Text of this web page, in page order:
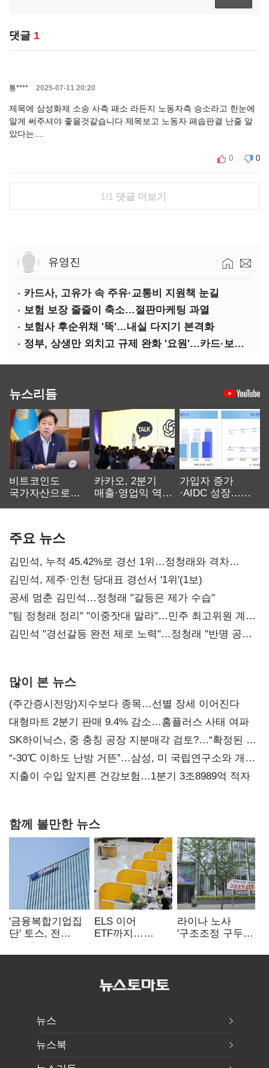
댓글 1
통**** 2025-07-11 20:20
제목에 삼성화제 소송 사측 패소 라든지 노동자측 승소라고 한눈에
알게 써주셔야 좋을것같습니다 제목보고 노동자 패솝판결 난줄 알
았다는....
0 0
1/1 댓글 더보기
유영진
카드사, 고유가 속 주유·교통비 지원책 눈길
보험 보장 줄줄이 축소…절판마케팅 과열
보험사 후순위채 '뚝'…내실 다지기 본격화
정부, 상생만 외치고 규제 완화 '요원'…카드·보험사 부담 역대급
뉴스리듬
비트코인도
국가자산으로…'
카카오, 2분기
매출·영업익 역대
가입자 증가
·AIDC 성장…
주요 뉴스
김민석, 누적 45.42%로 경선 1위…정청래와 격차
0.86%p(2보)
김민석, 제주·인천 당대표 경선서 '1위'(1보)
공세 멈춘 김민석…정청래 "갈등은 제가 수습"
"팀 정청래 정리" "이중잣대 말라"…민주 최고위원 계파
다툼 격화
김민석 "경선갈등 완전 제로 노력"…정청래 "반명 공세
많이 본 뉴스
(주간증시전망)지수보다 종목…선별 장세 이어진다
대형마트 2분기 판매 9.4% 감소…홈플러스 사태 여파
SK하이닉스, 중 충칭 공장 지분매각 검토?…“확정된 바
없어”
“-30℃ 이하도 난방 거뜬”…삼성, 미 국립연구소와 개발
협력
지출이 수입 앞지른 건강보험…1분기 3조8989억 적자
함께 볼만한 뉴스
'금융복합기업집
단' 토스, 전
표준화
ELS 이어
ETF까지…
제동 걸린 은행
라이나 노사
'구조조정 구두
뉴스
뉴스북